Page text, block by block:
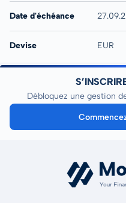
Date d'échéance
Devise EUR
Débloquez une gestion